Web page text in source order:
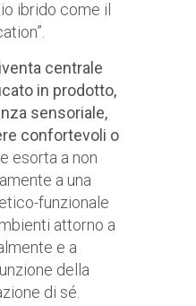
ibrido come il
centrale
in prodotto,
sensoriale,
confortevoli o
esorta a non
a una
funzionale
attorno a
e a
della
di sé.